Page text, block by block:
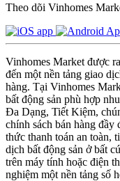
Theo dõi Vinhomes
Vinhomes Market được
đến một nền tảng giao
hàng. Tại Vinhomes
bất động sản phù hợp
Đa Dạng, Tiết Kiệm,
chính sách bán hàng
thức thanh toán an toàn,
dịch bất động sản ở bất
trên máy tính hoặc điện
nghiệm một nền tảng số